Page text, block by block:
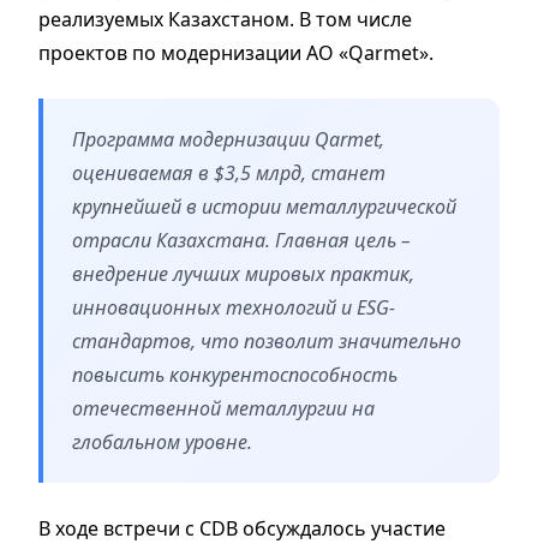
реализуемых Казахстаном. В том числе
проектов по модернизации АО «Qarmet».
Программа модернизации Qarmet,
оцениваемая в $3,5 млрд, станет
крупнейшей в истории металлургической
отрасли Казахстана. Главная цель –
внедрение лучших мировых практик,
инновационных технологий и ESG-
стандартов, что позволит значительно
повысить конкурентоспособность
отечественной металлургии на
глобальном уровне.
В ходе встречи с CDB обсуждалось участие